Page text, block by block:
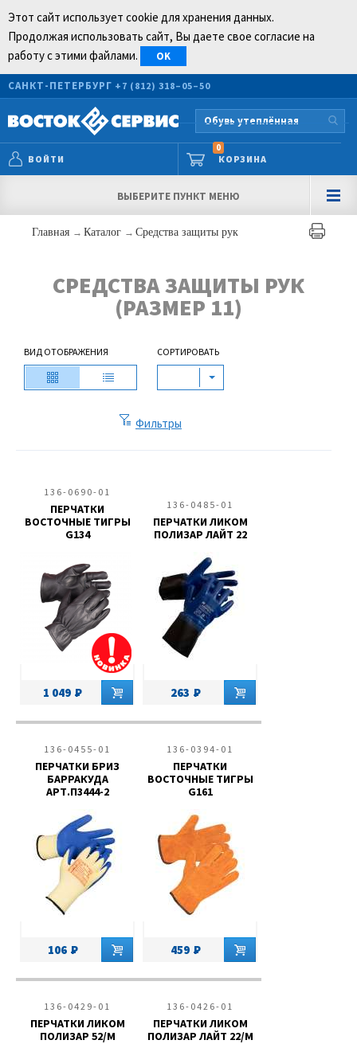
Этот сайт использует cookie для хранения данных.
Продолжая использовать сайт, Вы даете свое согласие на
работу с этими файлами.
OK
САНКТ-ПЕТЕРБУРГ +7 (812) 318–05–50
ВОЙТИ КОРЗИНА
0
ВЫБЕРИТЕ ПУНКТ МЕНЮ
Главная → Каталог → Средства защиты рук
СРЕДСТВА ЗАЩИТЫ РУК
(РАЗМЕР 11)
ВИД ОТОБРАЖЕНИЯ СОРТИРОВАТЬ
Фильтры
136-0690-01
ПЕРЧАТКИ
ВОСТОЧНЫЕ ТИГРЫ
G134
1 049
136-0485-01
ПЕРЧАТКИ ЛИКОМ
ПОЛИЗАР ЛАЙТ 22
263
136-0455-01
ПЕРЧАТКИ БРИЗ
БАРРАКУДА
АРТ.П3444-2
106
136-0394-01
ПЕРЧАТКИ
ВОСТОЧНЫЕ ТИГРЫ
G161
459
136-0429-01
ПЕРЧАТКИ ЛИКОМ
ПОЛИЗАР 52/М
136-0426-01
ПЕРЧАТКИ ЛИКОМ
ПОЛИЗАР ЛАЙТ 22/М